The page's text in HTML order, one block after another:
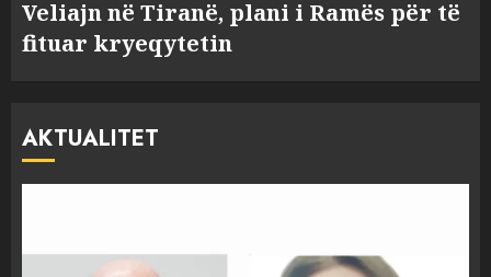
Veliajn në Tiranë, plani i Ramës për të
fituar kryeqytetin
AKTUALITET